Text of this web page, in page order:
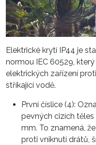
Elektrické krytí IP44 je
normou IEC 60529,
elektrických zařízení
stříkající vodě.
První číslice (4):
pevných cizích těles
mm. To znamená,
proti vniknutí drátů,